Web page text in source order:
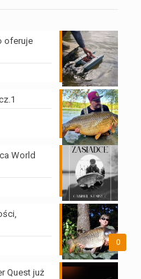
oferuje
World
0
Quest już